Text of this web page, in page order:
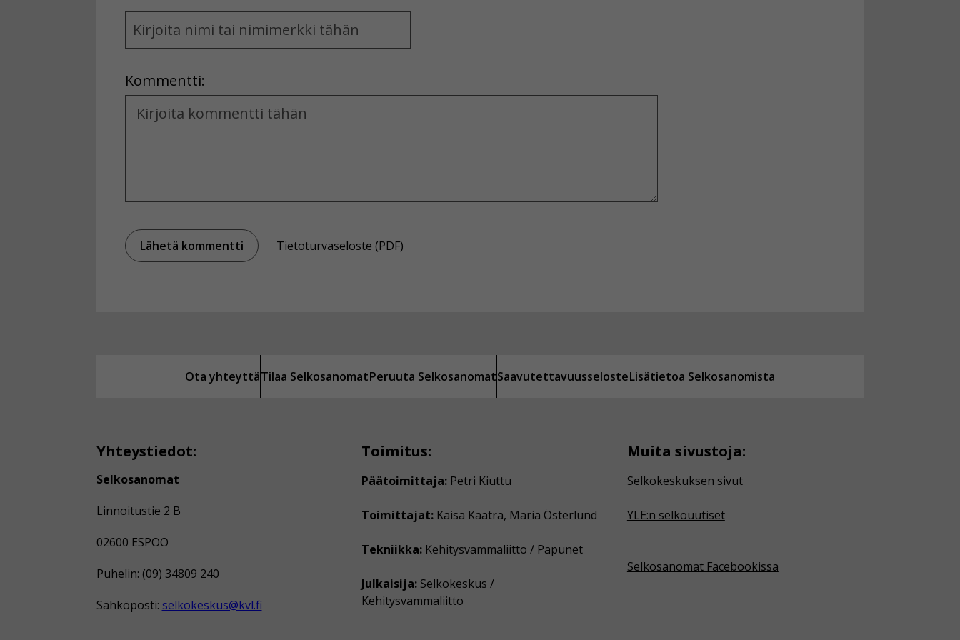
Name
and
Kommentti:
Kommentti
Tietoturvaseloste (PDF)
Ota yhteyttäTilaa SelkosanomatPeruuta SelkosanomatSaavutettavuusselosteLisätietoa Selkosanomista
Yhteystiedot:
Selkosanomat
Linnoitustie 2 B
02600 ESPOO
Puhelin: (09) 34809 240
Sähköposti: selkokeskus@kvl.fi
Toimitus:
Päätoimittaja: Petri Kiuttu
Toimittajat: Kaisa Kaatra, Maria Österlund
Tekniikka: Kehitysvammaliitto / Papunet
Julkaisija: Selkokeskus /
Kehitysvammaliitto
Muita sivustoja:
Selkokeskuksen sivut
YLE:n selkouutiset
Selkosanomat Facebookissa